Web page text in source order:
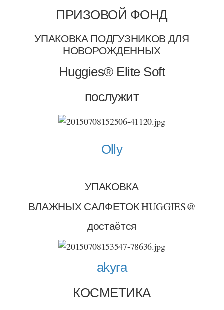
ПРИЗОВОЙ ФОНД
УПАКОВКА ПОДГУЗНИКОВ ДЛЯ
НОВОРОЖДЕННЫХ
Huggies® Elite Soft
послужит
Olly
УПАКОВКА
ВЛАЖНЫХ САЛФЕТОК HUGGIES@
достаётся
akyra
КОСМЕТИКА